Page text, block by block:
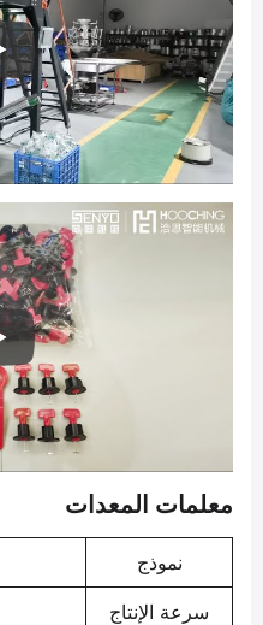
معلمات المعدات
نموذج
سرعة الإنتاج